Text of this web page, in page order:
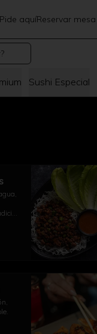
Pide aquíReservar mesa
Sushi Especial